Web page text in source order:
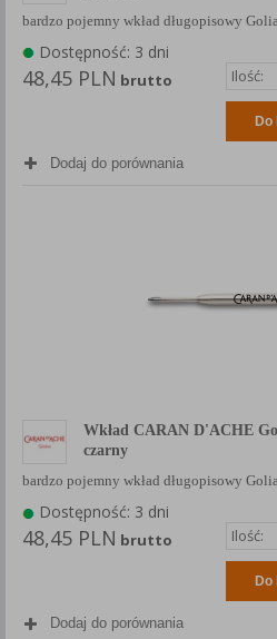
bardzo pojemny wkład długopisowy
Dostępność: 3 dni
48,45 PLN brutto
Do
Dodaj do porównania
Wkład CARAN D'ACHE
czarny
bardzo pojemny wkład długopisowy
Dostępność: 3 dni
48,45 PLN brutto
Dodaj do porównania